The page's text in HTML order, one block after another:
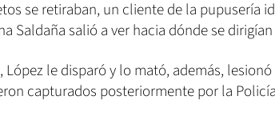
se retiraban, un cliente de la pupusería
Saldaña salió a ver hacia dónde se
López le disparó y lo mató, además,
capturados posteriormente por la